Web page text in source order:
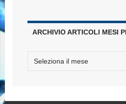
ARCHIVIO ARTICOLI MESI